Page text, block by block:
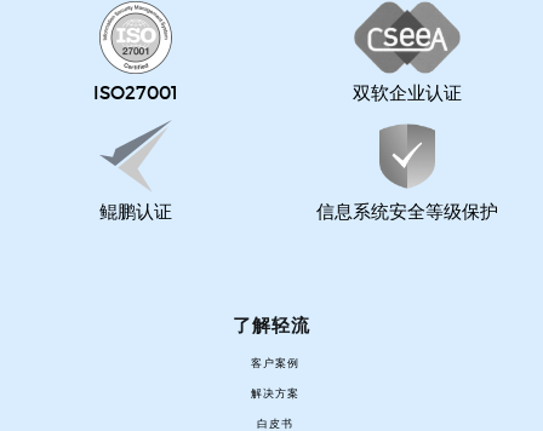
ISO27001 双软企业认证
鲲鹏认证 信息系统安全等级保护
了解轻流
客户案例
解决方案
白皮书